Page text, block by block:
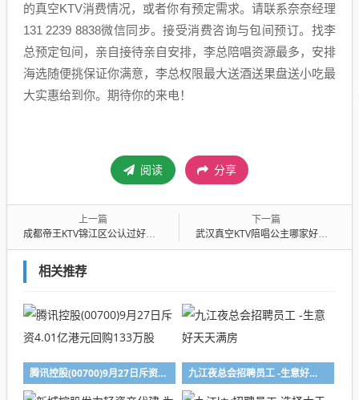
的真空KTV消费情况，或者你有预定需求。请联系奈奈经理
131 2239 8838微信同步。接受消费咨询与包间预订。找李
总预定包间，亲自接待亲自安排，李总陪唱资源最多，安排
海选随便挑保证你满意，李总权限最大送酒送果盘送小吃最
大实惠给到你。期待你的来电！
阅读 分享
上一篇
成都帝王KTV锦江区公认过好耍的夜总会
下一篇
武汉真空KTV陪唱公主哪家好玩-武汉高端豪华KTV消费十大排名服务
相关推荐
腾讯控股(00700)9月27日斥资4.01亿港元回购133万股 九江夜总会招聘员工 -生意好天天满房